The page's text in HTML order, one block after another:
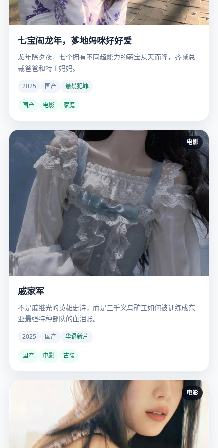
七宝闹龙年，爹地妈咪好好爱
龙年除夕夜，七个拥有不同超能力的萌宝从天而降，齐喊总
裁爸爸和特工妈妈。
2025 国产 悬疑犯罪
国产 电影 家庭
电影
戚家军
不是戚继光的英雄史诗，而是三千义乌矿工如何被训练成东
亚最强特种部队的血泪账。
2025 国产 华语新片
国产 电影 古装
电影